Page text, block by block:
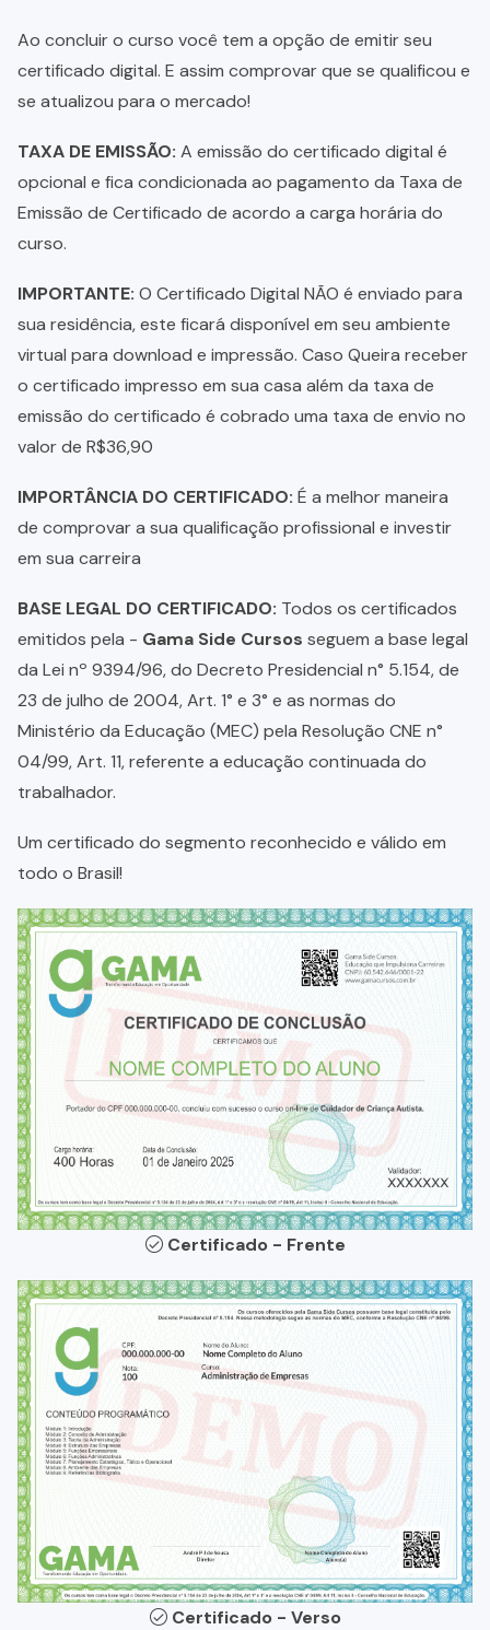
Ao concluir o curso você tem a opção de emitir seu
certificado digital. E assim comprovar que se qualificou e
se atualizou para o mercado!
TAXA DE EMISSÃO: A emissão do certificado digital é
opcional e fica condicionada ao pagamento da Taxa de
Emissão de Certificado de acordo a carga horária do
curso.
IMPORTANTE: O Certificado Digital NÃO é enviado para
sua residência, este ficará disponível em seu ambiente
virtual para download e impressão. Caso Queira receber
o certificado impresso em sua casa além da taxa de
emissão do certificado é cobrado uma taxa de envio no
valor de R$36,90
IMPORTÂNCIA DO CERTIFICADO: É a melhor maneira
de comprovar a sua qualificação profissional e investir
em sua carreira
BASE LEGAL DO CERTIFICADO: Todos os certificados
emitidos pela - Gama Side Cursos seguem a base legal
da Lei nº 9394/96, do Decreto Presidencial n° 5.154, de
23 de julho de 2004, Art. 1° e 3° e as normas do
Ministério da Educação (MEC) pela Resolução CNE n°
04/99, Art. 11, referente a educação continuada do
trabalhador.
Um certificado do segmento reconhecido e válido em
todo o Brasil!
Certificado - Frente
Certificado - Verso